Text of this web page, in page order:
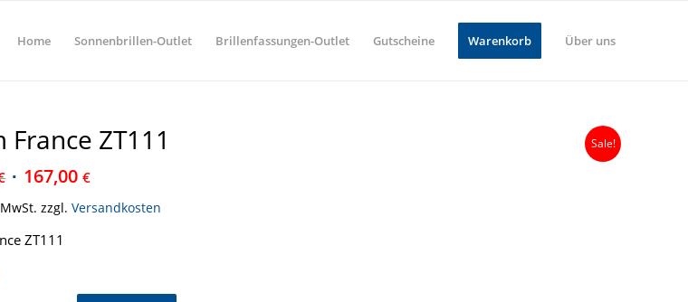
Home Sonnenbrillen-Outlet Brillenfassungen-Outlet Gutscheine Warenkorb Über uns
Sale!
France ZT111
167,00€
zzgl.Versandkosten
ZT111